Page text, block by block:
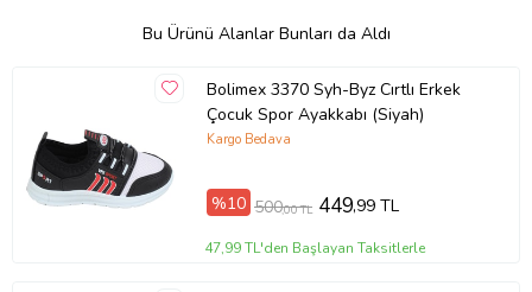
Bu Ürünü Alanlar Bunları da Aldı
Bolimex 3370 Syh-Byz Cırtlı Erkek
Çocuk Spor Ayakkabı (Siyah)
Kargo Bedava
%10 500,00 TL 449,99 TL
47,99 TL'den Başlayan Taksitlerle